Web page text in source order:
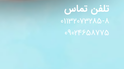
تلفن تماس
01132073285-8
09024658775